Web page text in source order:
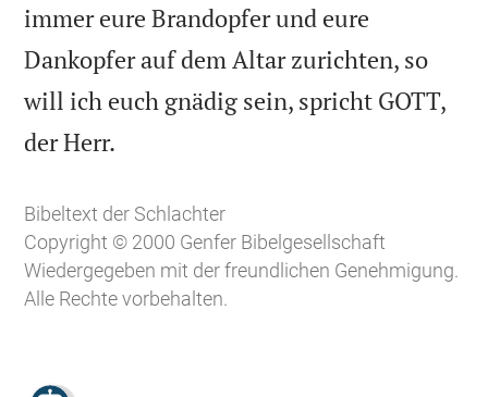
immer eure Brandopfer und eure
Dankopfer auf dem Altar zurichten, so
will ich euch gnädig sein, spricht GOTT,
der Herr.
Bibeltext der Schlachter
Copyright © 2000 Genfer Bibelgesellschaft
Wiedergegeben mit der freundlichen Genehmigung.
Alle Rechte vorbehalten.